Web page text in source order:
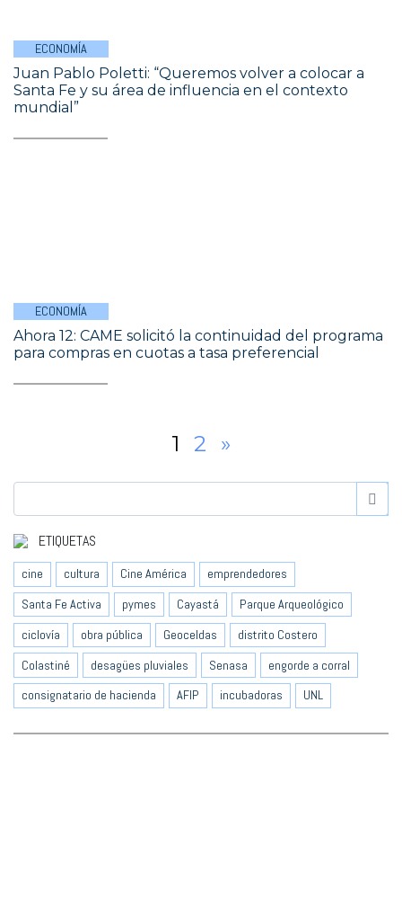
ECONOMÍA
Juan Pablo Poletti: “Queremos volver a colocar a
Santa Fe y su área de influencia en el contexto
mundial”
ECONOMÍA
Ahora 12: CAME solicitó la continuidad del programa
para compras en cuotas a tasa preferencial
1 2 »
ETIQUETAS
cine cultura Cine América
emprendedores
Santa Fe Activa
pymes Cayastá
Parque Arqueológico
ciclovía
obra pública Geoceldas
distrito Costero
Colastiné
desagües pluviales Senasa
engorde a corral
consignatario de hacienda
AFIP incubadoras UNL